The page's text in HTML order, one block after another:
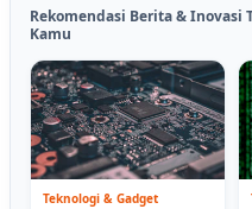
Rekomendasi Berita & Inovasi
Kamu
Teknologi & Gadget